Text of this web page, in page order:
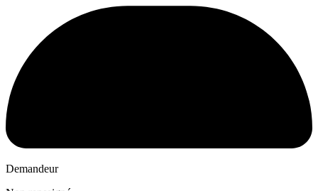
Demandeur